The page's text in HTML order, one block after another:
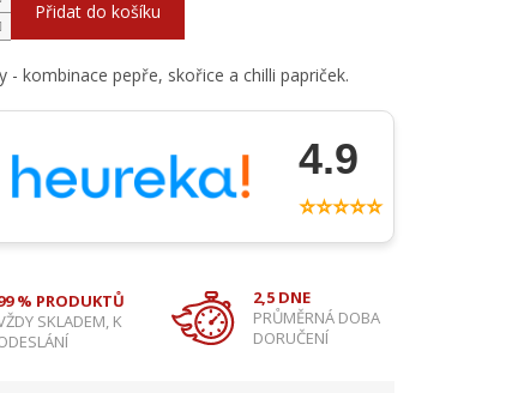
Přidat do košíku
- kombinace pepře, skořice a chilli papriček.
4.9
⭐⭐⭐⭐⭐
% PRODUKTŮ
SKLADEM, K
2,5 DNE
PRŮMĚRNÁ DOBA
DORUČENÍ